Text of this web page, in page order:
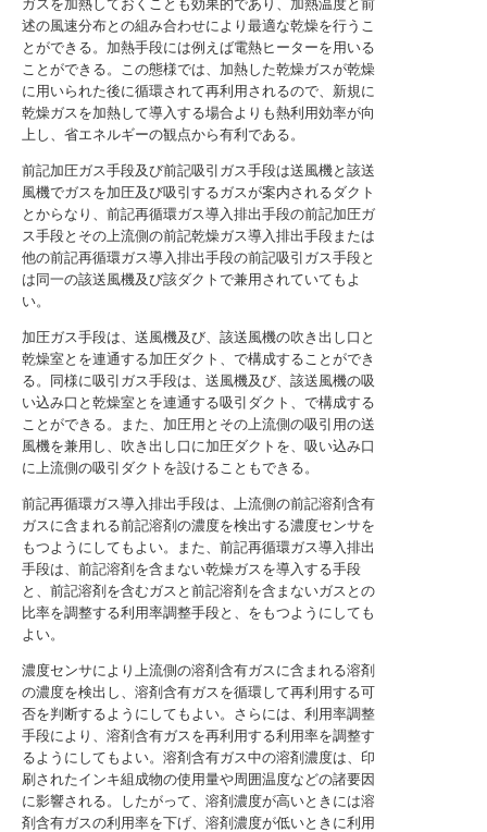
ガスを加熱しておくことも効果的であり、加熱温度と前
述の風速分布との組み合わせにより最適な乾燥を行うこ
とができる。加熱手段には例えば電熱ヒーターを用いる
ことができる。この態様では、加熱した乾燥ガスが乾燥
に用いられた後に循環されて再利用されるので、新規に
乾燥ガスを加熱して導入する場合よりも熱利用効率が向
上し、省エネルギーの観点から有利である。
前記加圧ガス手段及び前記吸引ガス手段は送風機と該送
風機でガスを加圧及び吸引するガスが案内されるダクト
とからなり、前記再循環ガス導入排出手段の前記加圧ガ
ス手段とその上流側の前記乾燥ガス導入排出手段または
他の前記再循環ガス導入排出手段の前記吸引ガス手段と
は同一の該送風機及び該ダクトで兼用されていてもよ
い。
加圧ガス手段は、送風機及び、該送風機の吹き出し口と
乾燥室とを連通する加圧ダクト、で構成することができ
る。同様に吸引ガス手段は、送風機及び、該送風機の吸
い込み口と乾燥室とを連通する吸引ダクト、で構成する
ことができる。また、加圧用とその上流側の吸引用の送
風機を兼用し、吹き出し口に加圧ダクトを、吸い込み口
に上流側の吸引ダクトを設けることもできる。
前記再循環ガス導入排出手段は、上流側の前記溶剤含有
ガスに含まれる前記溶剤の濃度を検出する濃度センサを
もつようにしてもよい。また、前記再循環ガス導入排出
手段は、前記溶剤を含まない乾燥ガスを導入する手段
と、前記溶剤を含むガスと前記溶剤を含まないガスとの
比率を調整する利用率調整手段と、をもつようにしても
よい。
濃度センサにより上流側の溶剤含有ガスに含まれる溶剤
の濃度を検出し、溶剤含有ガスを循環して再利用する可
否を判断するようにしてもよい。さらには、利用率調整
手段により、溶剤含有ガスを再利用する利用率を調整す
るようにしてもよい。溶剤含有ガス中の溶剤濃度は、印
刷されたインキ組成物の使用量や周囲温度などの諸要因
に影響される。したがって、溶剤濃度が高いときには溶
剤含有ガスの利用率を下げ、溶剤濃度が低いときに利用